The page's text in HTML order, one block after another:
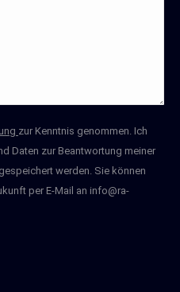
zur Kenntnis genommen. Ich
Daten zur Beantwortung meiner
werden. Sie können
per E-Mail an info@ra-